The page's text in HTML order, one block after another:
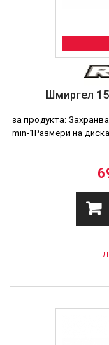
Шмиргел
за продукта:
min-1Размери на